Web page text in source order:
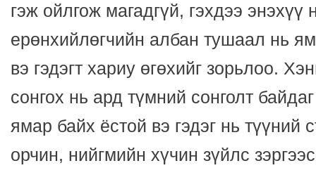
гэж ойлгож магадгүй, гэхдээ энэхүү
ерөнхийлөгчийн албан тушаал нь
вэ гэдэгт хариу өгөхийг зорьлоо.
сонгох нь ард түмний сонголт
ямар байх ёстой вэ гэдэг нь түүний
орчин, нийгмийн хүчин зүйлс